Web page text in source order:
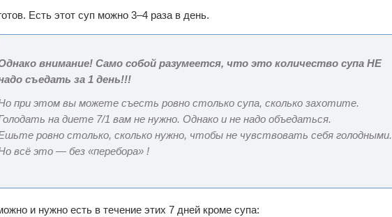
Есть этот суп можно 3–4 раза в день.
внимание! Само собой разумеется, что это количество супа НЕ
съедать за 1 день!!!
при этом вы можете съесть ровно столько супа, сколько захотите.
на диете 7/1 вам не нужно. Однако и не надо объедаться.
ровно столько, сколько нужно, чтобы не чувствовать себя голодными.
всё это — без «перебора» !
и нужно есть в течение этих 7 дней кроме супа: